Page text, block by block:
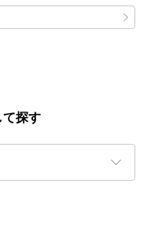
て探す